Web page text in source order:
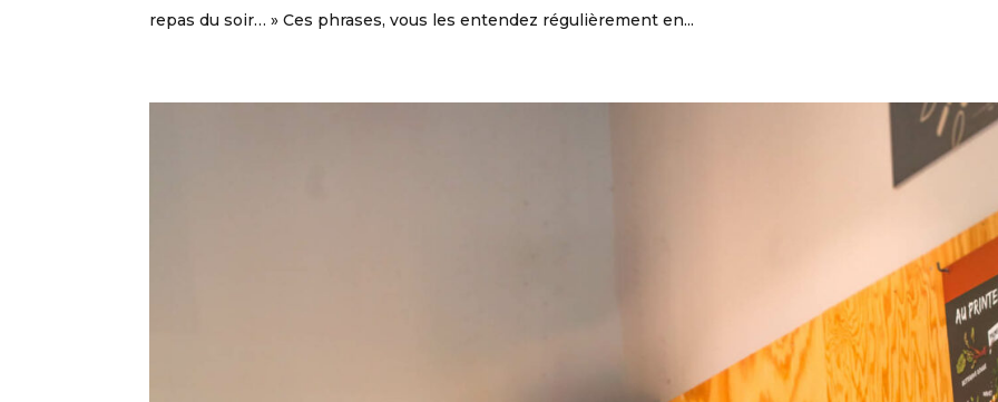
repas du soir… » Ces phrases, vous les entendez régulièrement en...